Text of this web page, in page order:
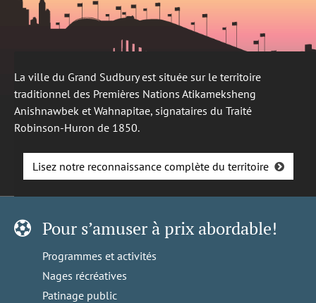
La ville du Grand Sudbury est située sur le territoire
traditionnel des Premières Nations Atikameksheng
Anishnawbek et Wahnapitae, signataires du Traité
Robinson-Huron de 1850.
Lisez notre reconnaissance complète du territoire
Pour s’amuser à prix abordable!
Programmes et activités
Nages récréatives
Patinage public